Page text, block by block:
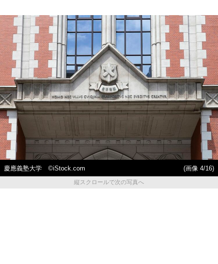
慶應義塾大学 ©️iStock.com
(画像 4/16)
縦スクロールで次の写真へ